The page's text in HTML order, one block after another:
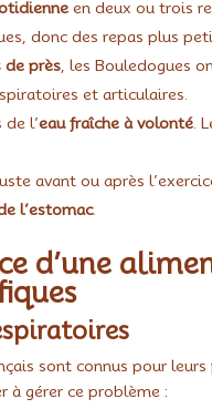
en deux ou trois
donc des repas plus
de près , les Bouledogues
et articulaires.
de l’eau fraîche à volonté .
avant ou après
l’estomac.
d’une
sont connus pour leurs
à gérer ce problème :